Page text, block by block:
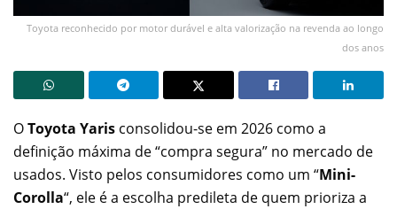
Toyota reconhecido por motor durável e alta valorização na revenda ao longo
dos anos
OToyota Yaris consolidou-se em 2026 como a
definição máxima de “compra segura” no mercado de
usados. Visto pelos consumidores como um “Mini-
Corolla“, ele é a escolha predileta de quem prioriza a